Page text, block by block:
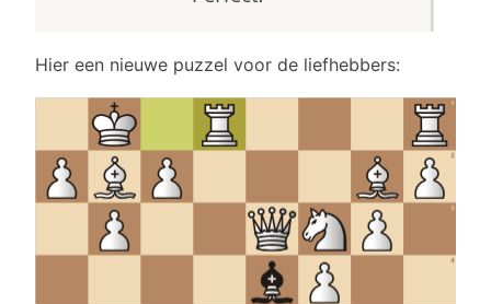
Hier een nieuwe puzzel voor de liefhebbers: